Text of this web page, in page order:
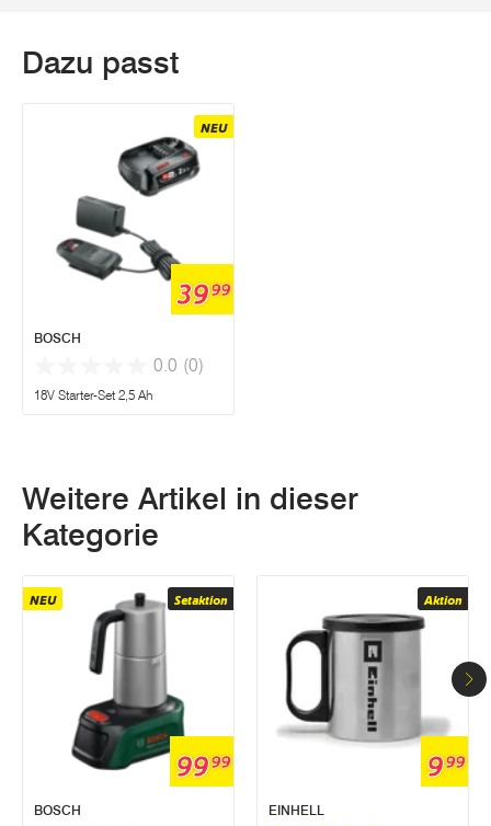
Dazu passt
NEU
3999
BOSCH
0.0 (0)
18V Starter-Set 2,5 Ah
Weitere Artikel in dieser
Kategorie
Setaktion
NEU
9999
BOSCH
Aktion
999
EINHELL